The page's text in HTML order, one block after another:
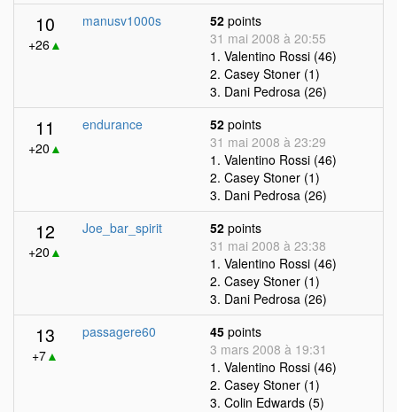
10
+26▲
manusv1000s 52 points
31 mai 2008 à 20:55
1. Valentino Rossi (46)
2. Casey Stoner (1)
3. Dani Pedrosa (26)
11
+20 ▲
endurance 52 points
31 mai 2008 à 23:29
1. Valentino Rossi (46)
2. Casey Stoner (1)
3. Dani Pedrosa (26)
12
+20 ▲
Joe_bar_spirit 52 points
31 mai 2008 à 23:38
1. Valentino Rossi (46)
2. Casey Stoner (1)
3. Dani Pedrosa (26)
13
+7▲
passagere60 45 points
3 mars 2008 à 19:31
1. Valentino Rossi (46)
2. Casey Stoner (1)
3. Colin Edwards (5)